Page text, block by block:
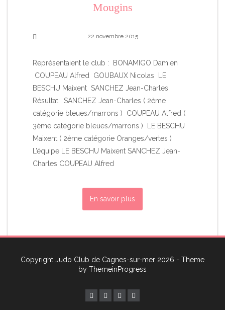
Mougins
22 novembre 2015
Représentaient le club : BONAMIGO Damien
COUPEAU Alfred GOUBAUX Nicolas LE
BESCHU Maixent SANCHEZ Jean-Charles.
Résultat: SANCHEZ Jean-Charles ( 2ème
catégorie bleues/marrons ) COUPEAU Alfred (
3ème catégorie bleues/marrons ) LE BESCHU
Maixent ( 2ème catégorie Oranges/vertes )
L’équipe LE BESCHU Maixent SANCHEZ Jean-
Charles COUPEAU Alfred
En savoir plus
Copyright Judo Club de Cagnes-sur-mer 2026 - Theme
by ThemeinProgress